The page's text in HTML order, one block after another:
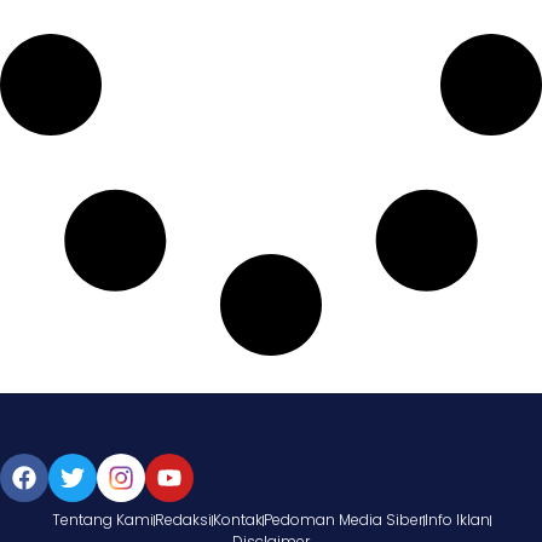
Tentang KamiRedaksiKontakPedoman Media SiberInfo Iklan